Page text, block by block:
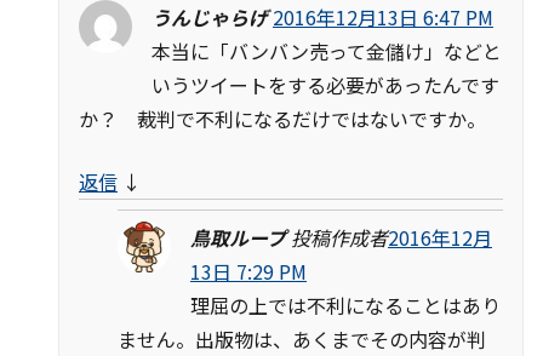
うんじゃらげ 2016年12月13日 6:47 PM
本当に「バンバン売って金儲け」などと
いうツイートをする必要があったんです
か？ 裁判で不利になるだけではないですか。
返信 ↓
鳥取ループ 投稿作成者2016年12月
13日 7:29 PM
理屈の上では不利になることはあり
ません。出版物は、あくまでその内容が判